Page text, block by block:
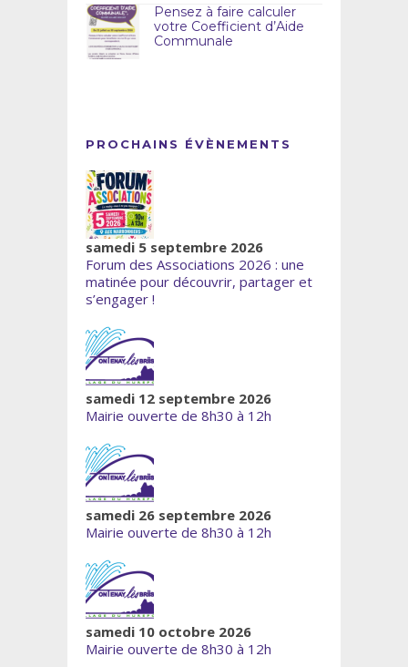
Pensez à faire calculer
votre Coefficient d’Aide
Communale
PROCHAINS ÉVÈNEMENTS
samedi 5 septembre 2026
Forum des Associations 2026 : une
matinée pour découvrir, partager et
s’engager !
samedi 12 septembre 2026
Mairie ouverte de 8h30 à 12h
samedi 26 septembre 2026
Mairie ouverte de 8h30 à 12h
samedi 10 octobre 2026
Mairie ouverte de 8h30 à 12h